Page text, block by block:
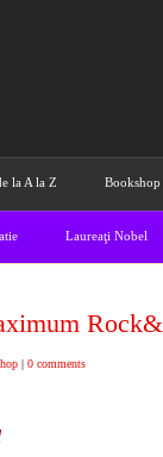
la A la Z Bookshop
Laureaţi Nobel
| 0 comments